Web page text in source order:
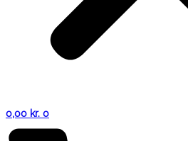
0,00 kr. 0